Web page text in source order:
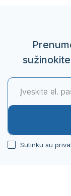
Sutinku su